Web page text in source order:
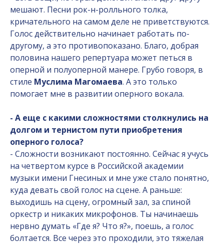
мешают. Песни рок-н-ролльного толка,
кричательного на самом деле не приветствуются.
Голос действительно начинает работать по-
другому, а это противопоказано. Благо, добрая
половина нашего репертуара может петься в
оперной и полуоперной манере. Грубо говоря, в
стиле Муслима Магомаева. А это только
помогает мне в развитии оперного вокала.
- А еще с какими сложностями столкнулись на
долгом и тернистом пути приобретения
оперного голоса?
- Сложности возникают постоянно. Сейчас я учусь
на четвертом курсе в Российской академии
музыки имени Гнесиных и мне уже стало понятно,
куда девать свой голос на сцене. А раньше:
выходишь на сцену, огромный зал, за спиной
оркестр и никаких микрофонов. Ты начинаешь
нервно думать «Где я? Что я?», поешь, а голос
болтается. Все через это проходили, это тяжелая